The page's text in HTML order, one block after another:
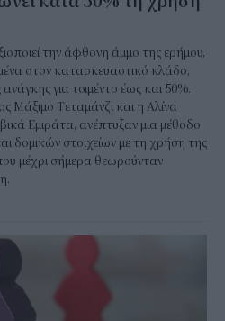
την άφθονη άμμο της ερήμου,
στον κατασκευαστικό κλάδο,
για τσιμέντο έως και 50%.
Μάξιμο Τεταμάνζι και η Αλίνα
Εμιράτα, ανέπτυξαν μια μέθοδο
δομικών στοιχείων με τη χρήση της
μέχρι σήμερα θεωρούνταν